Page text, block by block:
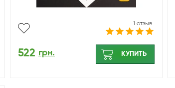
1 отзыв
522 грн. КУПИТЬ